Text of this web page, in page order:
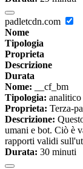
padletcdn.com
Nome
Tipologia
Proprieta
Descrizione
Durata
Nome: __cf_bm
Tipologia: analitico
Proprieta: Terza-
Descrizione:
umani e bot. Ciò è
rapporti validi
Durata: 30 minuti